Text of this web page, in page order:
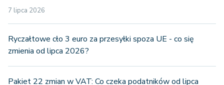
7 lipca 2026
Ryczałtowe cło 3 euro za przesyłki spoza UE - co się
zmienia od lipca 2026?
Pakiet 22 zmian w VAT: Co czeka podatników od lipca